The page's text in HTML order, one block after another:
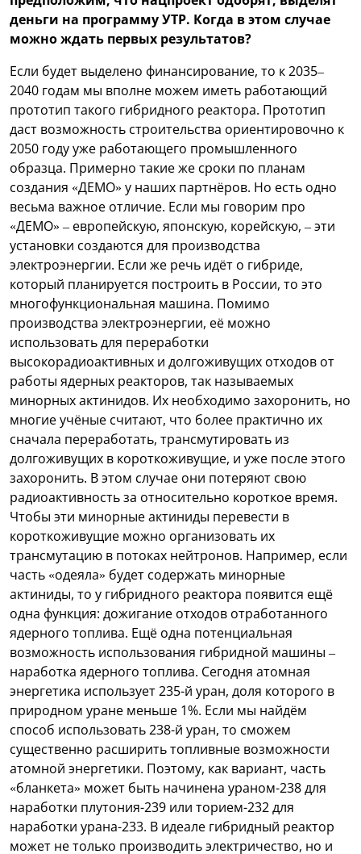
деньги на программу УТР. Когда в этом случае
можно ждать первых результатов?
Если будет выделено финансирование, то к 2035–
2040 годам мы вполне можем иметь работающий
прототип такого гибридного реактора. Прототип
даст возможность строительства ориентировочно к
2050 году уже работающего промышленного
образца. Примерно такие же сроки по планам
создания «ДЕМО» у наших партнёров. Но есть одно
весьма важное отличие. Если мы говорим про
«ДЕМО» – европейскую, японскую, корейскую, – эти
установки создаются для производства
электроэнергии. Если же речь идёт о гибриде,
который планируется построить в России, то это
многофункциональная машина. Помимо
производства электроэнергии, её можно
использовать для переработки
высокорадиоактивных и долгоживущих отходов от
работы ядерных реакторов, так называемых
минорных актинидов. Их необходимо захоронить, но
многие учёные считают, что более практично их
сначала переработать, трансмутировать из
долгоживущих в короткоживущие, и уже после этого
захоронить. В этом случае они потеряют свою
радиоактивность за относительно короткое время.
Чтобы эти минорные актиниды перевести в
короткоживущие можно организовать их
трансмутацию в потоках нейтронов. Например, если
часть «одеяла» будет содержать минорные
актиниды, то у гибридного реактора появится ещё
одна функция: дожигание отходов отработанного
ядерного топлива. Ещё одна потенциальная
возможность использования гибридной машины –
наработка ядерного топлива. Сегодня атомная
энергетика использует 235-й уран, доля которого в
природном уране меньше 1%. Если мы найдём
способ использовать 238-й уран, то сможем
существенно расширить топливные возможности
атомной энергетики. Поэтому, как вариант, часть
«бланкета» может быть начинена ураном-238 для
наработки плутония-239 или торием-232 для
наработки урана-233. В идеале гибридный реактор
может не только производить электричество, но и